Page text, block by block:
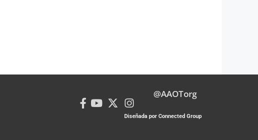
@AAOTorg
Diseñada por Connected Group